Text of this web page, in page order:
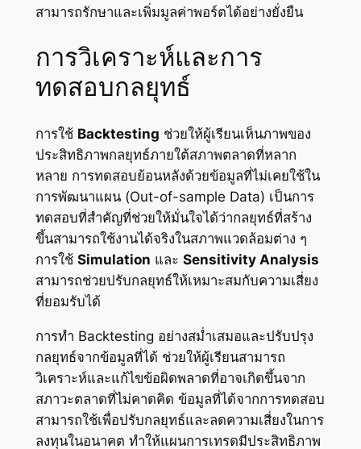
สามารถรักษาและเพิ่มมูลค่าพอร์ตได้อย่างยั่งยืน
การวิเคราะห์และการ
ทดสอบกลยุทธ์
การใช้ Backtesting ช่วยให้ผู้เรียนเห็นภาพของ
ประสิทธิภาพกลยุทธ์ภายใต้สภาพตลาดที่หลาก
หลาย การทดสอบย้อนหลังด้วยข้อมูลที่ไม่เคยใช้ใน
การพัฒนาแผน (Out-of-sample Data) เป็นการ
ทดสอบที่สำคัญที่ช่วยให้มั่นใจได้ว่ากลยุทธ์ที่สร้าง
ขึ้นสามารถใช้งานได้จริงในสภาพแวดล้อมต่าง ๆ
การใช้ Simulation และ Sensitivity Analysis
สามารถช่วยปรับกลยุทธ์ให้เหมาะสมกับความเสี่ยง
ที่ยอมรับได้
การทำ Backtesting อย่างสม่ำเสมอและปรับปรุง
กลยุทธ์จากข้อมูลที่ได้ ช่วยให้ผู้เรียนสามารถ
วิเคราะห์และแก้ไขข้อผิดพลาดที่อาจเกิดขึ้นจาก
สภาวะตลาดที่ไม่คาดคิด ข้อมูลที่ได้จากการทดสอบ
สามารถใช้เพื่อปรับกลยุทธ์และลดความเสี่ยงในการ
ลงทุนในอนาคต ทำให้แผนการเทรดมีประสิทธิภาพ